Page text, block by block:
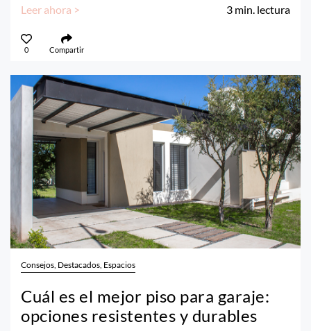
Leer ahora > 3 min. lectura
0 Compartir
Consejos, Destacados, Espacios
Cuál es el mejor piso para garaje:
opciones resistentes y durables